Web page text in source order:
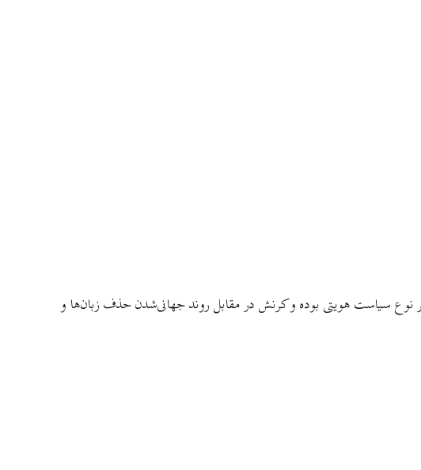
نوع سیاست هویتی بوده و کرنش در مقابل روند جهانی‌شدن حذف زبان‌ها و